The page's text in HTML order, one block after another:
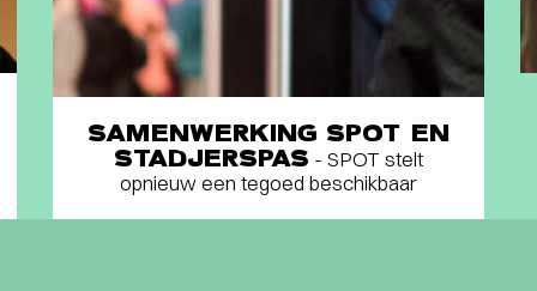
SAMENWERKING SPOT EN
STADJERSPAS - SPOT stelt
opnieuw een tegoed beschikbaar